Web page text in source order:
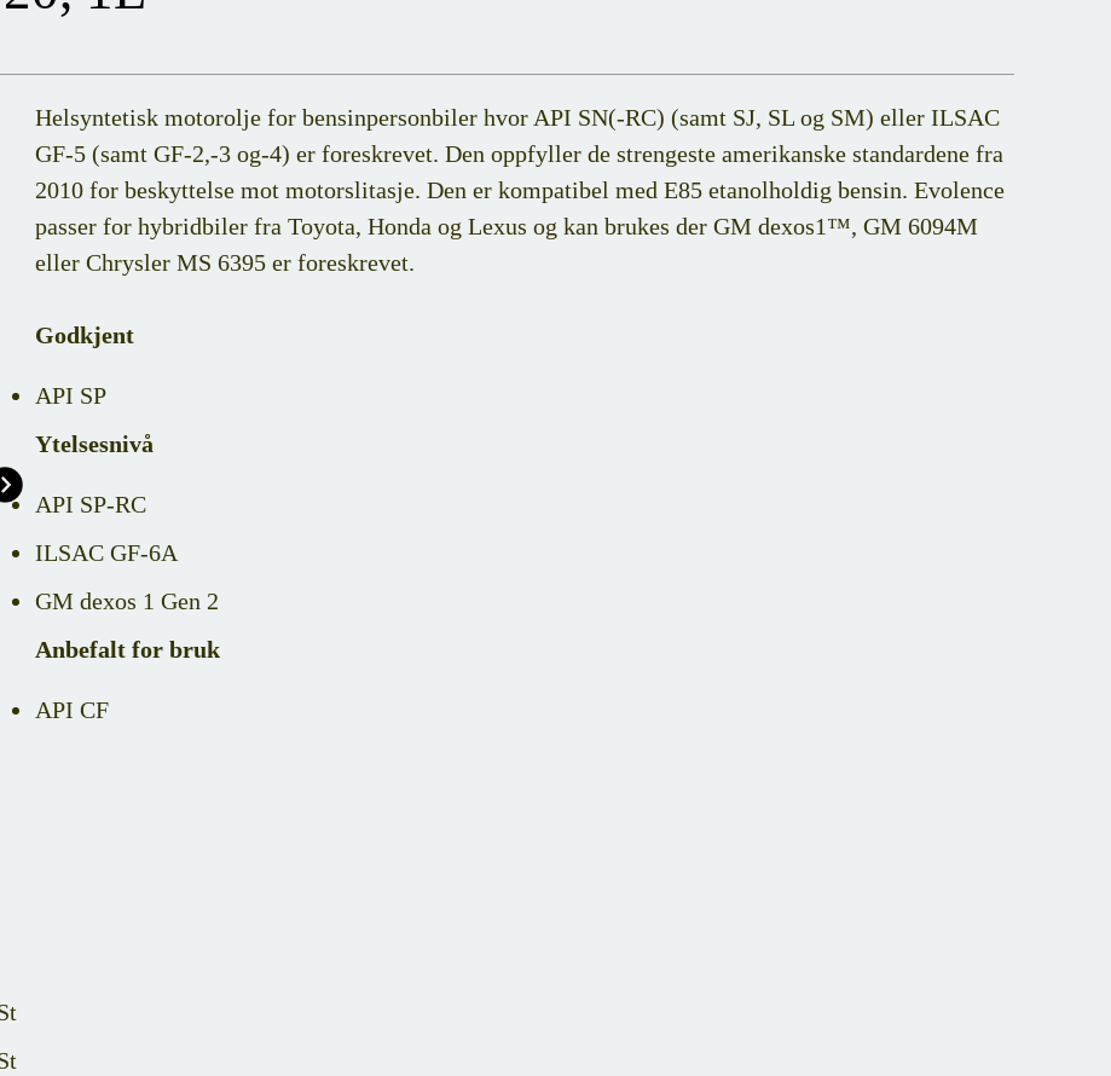
Helsyntetisk motorolje for bensinpersonbiler hvor API SN(-RC) (samt SJ, SL og SM) eller ILSAC
GF-5 (samt GF-2,-3 og-4) er foreskrevet. Den oppfyller de strengeste amerikanske standardene fra
2010 for beskyttelse mot motorslitasje. Den er kompatibel med E85 etanolholdig bensin. Evolence
passer for hybridbiler fra Toyota, Honda og Lexus og kan brukes der GM dexos1™, GM 6094M
eller Chrysler MS 6395 er foreskrevet.
Godkjent
API SP
Ytelsesnivå
API SP-RC
ILSAC GF-6A
GM dexos 1 Gen 2
Anbefalt for bruk
API CF